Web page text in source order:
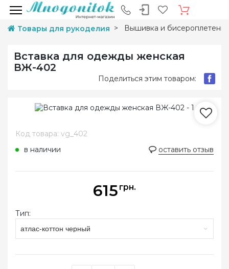
Товары для рукоделия Вышивка и
Вставка для одежды женская
ВЖ-402
Поделиться этим товаром:
Код товара: vg_402
в наличии
оставить отзыв
615 грн.
Тип:
атлас-коттон черный